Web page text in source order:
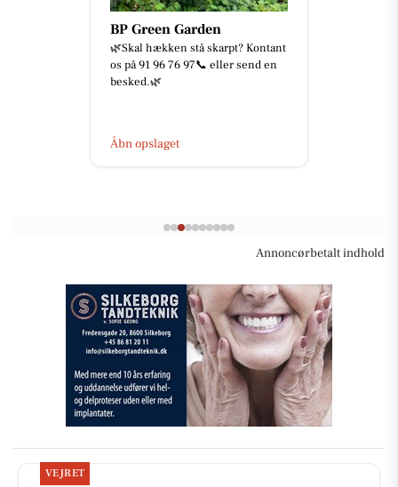
BP Green Garden
🌿Skal hækken stå skarpt? Kontant
os på 91 96 76 97📞 eller send en
besked.🌿
Åbn opslaget
Annoncørbetalt indhold
VEJRET